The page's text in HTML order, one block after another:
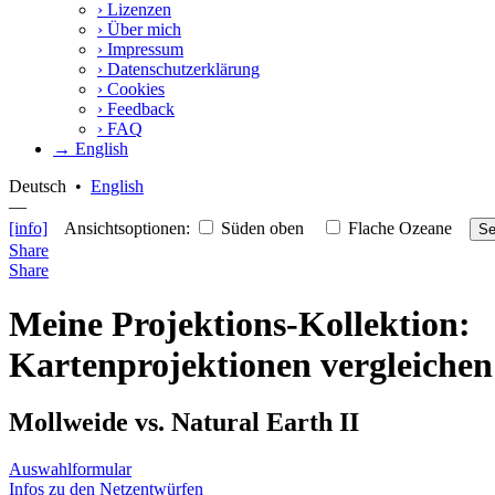
› Lizenzen
› Über mich
› Impressum
› Datenschutzerklärung
› Cookies
› Feedback
› FAQ
→ English
Deutsch • English
—
[info] Ansichtsoptionen: Süden oben Flache Ozeane
Share
Share
Meine Projektions-Kollektion:
Kartenprojektionen vergleichen
Mollweide vs. Natural Earth II
Auswahlformular
Infos zu den Netzentwürfen